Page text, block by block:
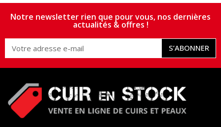
Notre newsletter rien que pour vous, nos dernières
actualités & offres !
S’ABONNER